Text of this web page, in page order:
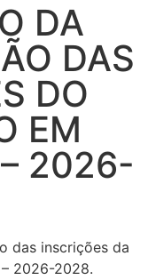
DA
DAS
DO
EM
2026-
das inscrições da
2026-2028.